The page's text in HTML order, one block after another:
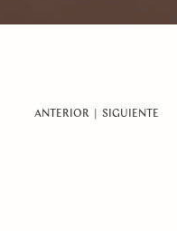
ANTERIOR SIGUIENTE